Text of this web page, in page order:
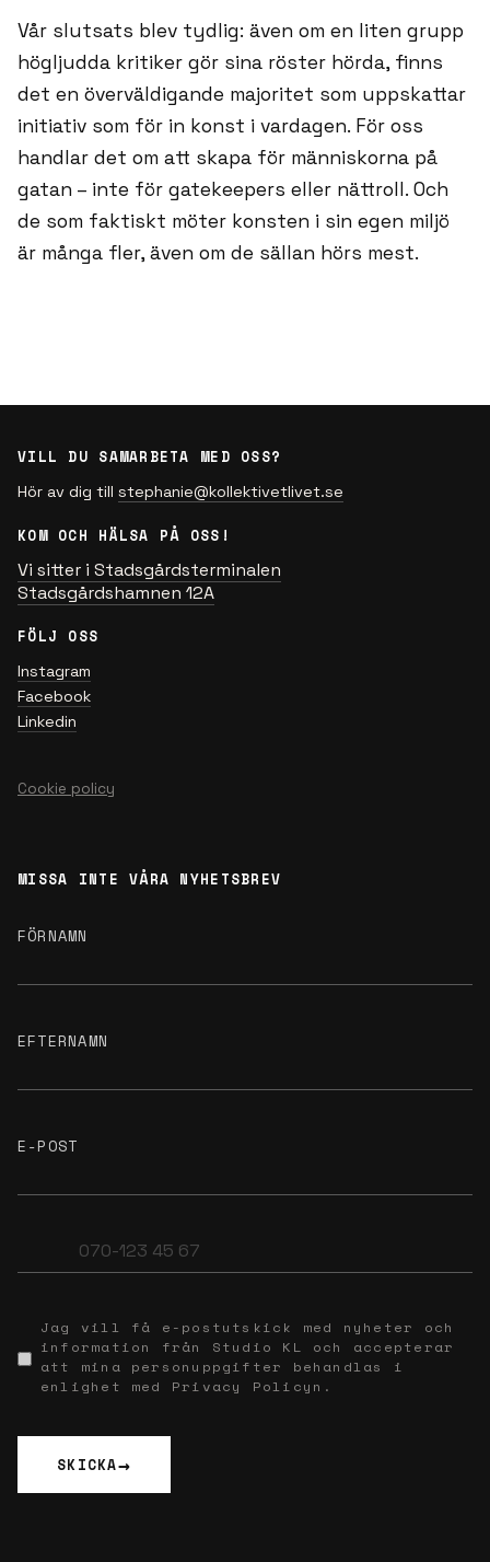
Vår slutsats blev tydlig: även om en liten grupp
högljudda kritiker gör sina röster hörda, finns
det en överväldigande majoritet som uppskattar
initiativ som för in konst i vardagen. För oss
handlar det om att skapa för människorna på
gatan – inte för gatekeepers eller nättroll. Och
de som faktiskt möter konsten i sin egen miljö
är många fler, även om de sällan hörs mest.
VILL DU SAMARBETA MED OSS?
Hör av dig till stephanie@kollektivetlivet.se
KOM OCH HÄLSA PÅ OSS!
Vi sitter i Stadsgårdsterminalen
Stadsgårdshamnen 12A
FÖLJ OSS
Instagram
Facebook
Linkedin
Cookie policy
MISSA INTE VÅRA NYHETSBREV
FÖRNAMN
EFTERNAMN
E-POST
Jag vill få e-postutskick med nyheter och
information från Studio KL och accepterar
att mina personuppgifter behandlas i
enlighet med Privacy Policyn.
SKICKA